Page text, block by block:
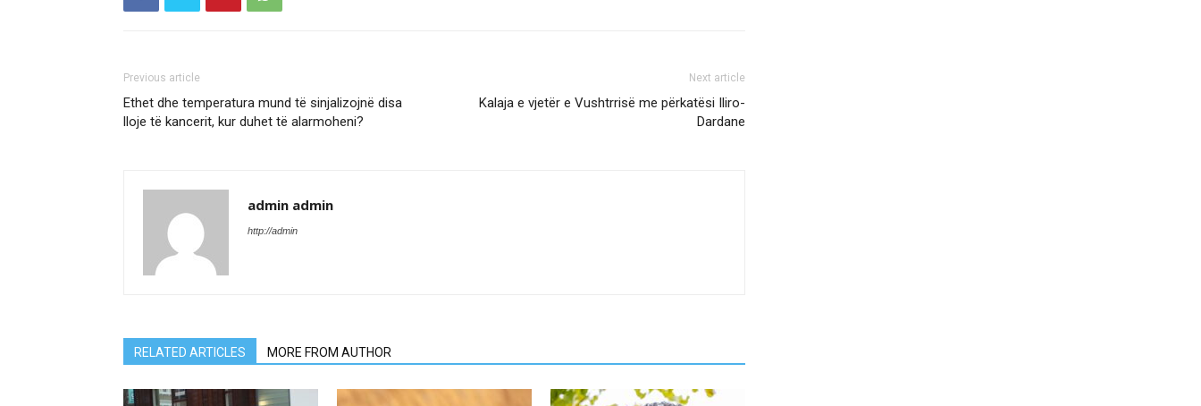
Previous article
Ethet dhe temperatura mund të sinjalizojnë disa
lloje të kancerit, kur duhet të alarmoheni?
Next article
Kalaja e vjetër e Vushtrrisë me përkatësi Iliro-
Dardane
admin admin
http://admin
RELATED ARTICLES MORE FROM AUTHOR